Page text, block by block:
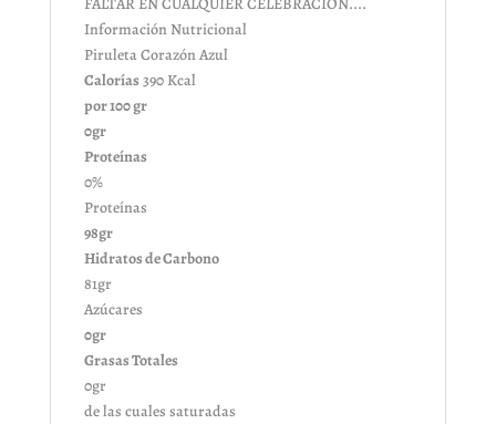
FALTAR EN CUALQUIER CELEBRACION....
Información Nutricional
Piruleta Corazón Azul
Calorías 390 Kcal
por 100 gr
0gr
Proteínas
0%
Proteínas
98gr
Hidratos de Carbono
81gr
Azúcares
0gr
Grasas Totales
0gr
de las cuales saturadas